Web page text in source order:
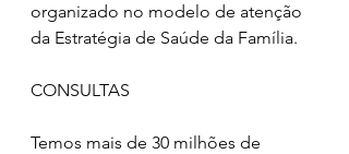
organizado no modelo de atenção
da Estratégia de Saúde da Família.
CONSULTAS
Temos mais de 30 milhões de